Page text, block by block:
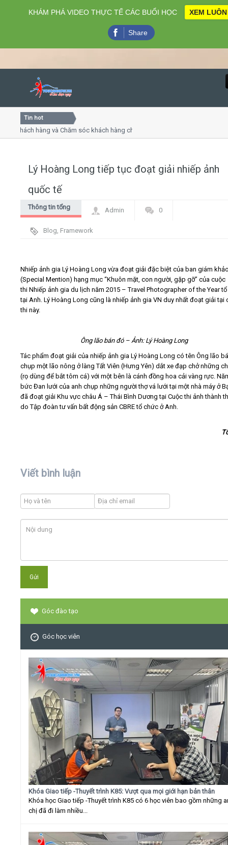
Close
Home
Kiến thức
Liên hệ - Đăng ký
Tìm kiếm
Tin hot
hàng và Chăm sóc khách hàng chuyên nghiệp
Lý Hoàng Long tiếp tục đoạt giải nhiếp ảnh
quốc tế
Thông tin tổng
Admin 0
Blog, Framework
Nhiếp ảnh gia Lý Hoàng Long vừa đoạt giải đặc biệt của ban giám
(Special Mention) hạng mục “Khuôn mặt, con người, gặp gỡ” của cuộc
thi Nhiếp ảnh gia du lịch năm 2015 – Travel Photographer of the Year
tại Anh. Lý Hoàng Long cũng là nhiếp ảnh gia VN duy nhất đoạt giải tại
thi này.
Ông lão bán đó – Ảnh: Lý Hoàng Long
Tác phẩm đoạt giải của nhiếp ảnh gia Lý Hoàng Long có tên Ông lão
chụp một lão nông ở làng Tất Viên (Hưng Yên) dắt xe đạp chở những
(rọ dùng để bắt tôm cá) với một bên là cánh đồng hoa cải vàng rực.
bức Đan lưới của anh chụp những người thợ vá lưới tại một nhà máy ở
đã đoạt giải Khu vực châu Á – Thái Bình Dương tại Cuộc thi ảnh thành
do Tập đoàn tư vấn bất động sản CBRE tổ chức ở Anh.
Viết bình luận
Góc đào tạo
Góc học viên
Khóa Giao tiếp -Thuyết trình K85: Vượt qua mọi giới hạn bản thân
Khóa học Giao tiếp -Thuyết trình K85 có 6 học viên bao gồm những
chị đã đi làm nhiều...
KHÁM PHÁ VIDEO THỰC TẾ CÁC BUỔI HỌC XEM LUÔN
Share